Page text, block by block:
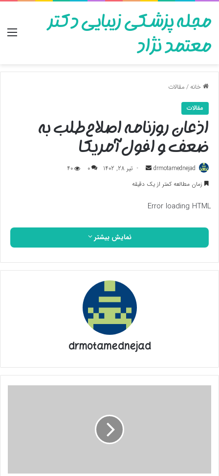
مجله پزشکی زیبایی دکتر
معتمد نژاد
خانه/مقالات
مقالات
اذعان روزنامه اصلاح‌طلب به
ضعف و افول آمریکا
drmotamednejad
ارسال تیر 28, 1402 0
40
زمان مطالعه کمتر از یک دقیقه
Error loading HTML
نمایش بیشتر
drmotamednejad